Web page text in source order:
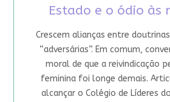
Estado e o ódio às
Crescem alianças entre
“adversárias”. Em comum,
moral de que a reivindicação
feminina foi longe demais.
alcançar o Colégio de Líderes